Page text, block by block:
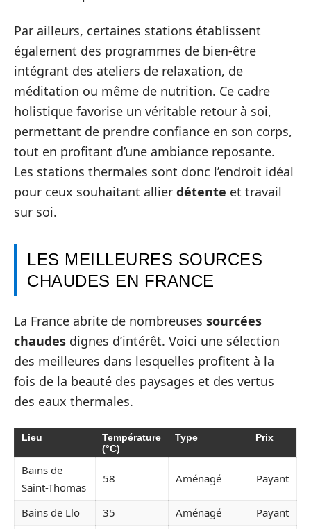
Par ailleurs, certaines stations établissent
également des programmes de bien-être
intégrant des ateliers de relaxation, de
méditation ou même de nutrition. Ce cadre
holistique favorise un véritable retour à soi,
permettant de prendre confiance en son corps,
tout en profitant d’une ambiance reposante.
Les stations thermales sont donc l’endroit idéal
pour ceux souhaitant allier détente et travail
sur soi.
LES MEILLEURES SOURCES
CHAUDES EN FRANCE
La France abrite de nombreuses sourcées
chaudes dignes d’intérêt. Voici une sélection
des meilleures dans lesquelles profitent à la
fois de la beauté des paysages et des vertus
des eaux thermales.
Lieu
Température
(°C)
Type Prix
Bains de
Saint-Thomas
58 Aménagé Payant
Bains de Llo 35 Aménagé
Payant